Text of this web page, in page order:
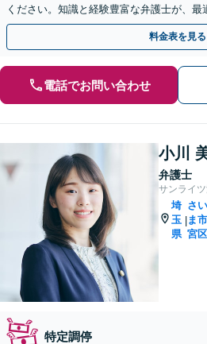
ください。知識と経験豊富な弁護士が、
で診断します。
料金表を見る
電話でお問い合わせ
小川
弁護士
サンライ
埼
玉
県
|
さ
ま
宮区
特定調停